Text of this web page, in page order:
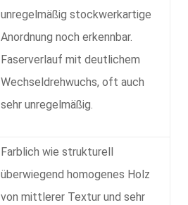
unregelmäßig stockwerkartige
Anordnung noch erkennbar.
Faserverlauf mit deutlichem
Wechseldrehwuchs, oft auch
sehr unregelmäßig.
Farblich wie strukturell
überwiegend homogenes Holz
von mittlerer Textur und sehr